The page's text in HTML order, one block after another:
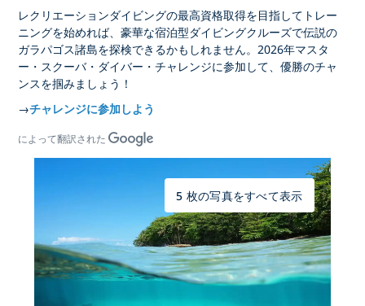
レクリエーションダイビングの最高資格取得を目指してトレー
ニングを始めれば、豪華な宿泊型ダイビングクルーズで伝説の
ガラパゴス諸島を探検できるかもしれません。2026年マスタ
ー・スクーバ・ダイバー・チャレンジに参加して、優勝のチャ
ンスを掴みましょう！
→チャレンジに参加しよう
によって翻訳された
5 枚の写真をすべて表示